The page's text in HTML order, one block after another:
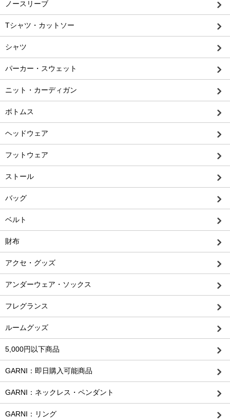
ノースリーブ
Tシャツ・カットソー
シャツ
パーカー・スウェット
ニット・カーディガン
ボトムス
ヘッドウェア
フットウェア
ストール
バッグ
ベルト
財布
アクセ・グッズ
アンダーウェア・ソックス
フレグランス
ルームグッズ
5,000円以下商品
GARNI：即日購入可能商品
GARNI：ネックレス・ペンダント
GARNI：リング